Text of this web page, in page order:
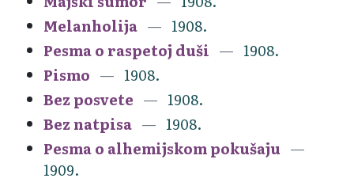
Melanholija
1908.
Pesma o raspetoj duši
1908.
Pismo
1908.
Bez posvete
1908.
Bez natpisa
1908.
Pesma o alhemijskom pokušaju
1909.